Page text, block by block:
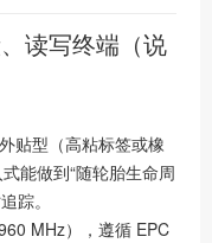
读写终端（说
贴型（高粘标签或橡
能做到“随轮胎生命周
踪。
MHz），遵循 EPC